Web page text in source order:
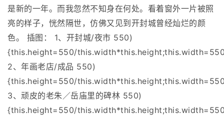
是新的一年。而我忽然不知身在何处。看着窗外一片被照
亮的样子，恍然隔世，仿佛又见到开封城曾经灿烂的颜
色。 插图： 1、开封城/夜市 550)
{this.height=550/
2、年画老店/成品 550)
{this.height=550/
3、顽皮的老朱／岳庙里的碑林 550)
{this.height=550/